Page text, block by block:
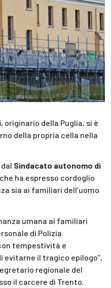
, originario della Puglia, si è
della propria cella nella
Sindacato autonomo di
ha espresso cordoglio
sia ai familiari dell’uomo
umana ai familiari
di Polizia
tempestività e
il tragico epilogo”,
regionale del
il carcere di Trento.